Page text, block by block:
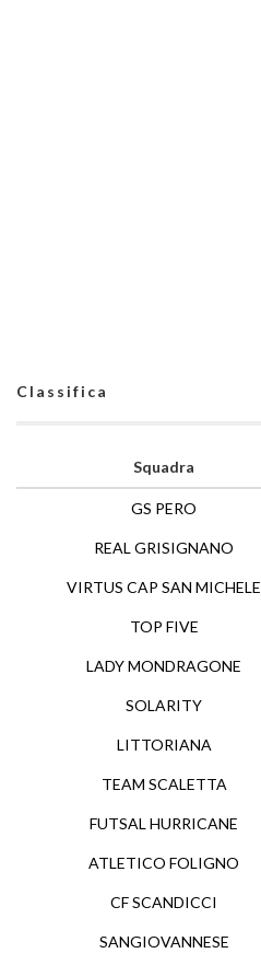
Classifica
Squadra
GS PERO
REAL GRISIGNANO
VIRTUS CAP SAN MICHELE
TOP FIVE
LADY MONDRAGONE
SOLARITY
LITTORIANA
TEAM SCALETTA
FUTSAL HURRICANE
ATLETICO FOLIGNO
CF SCANDICCI
SANGIOVANNESE